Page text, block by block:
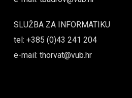
SLUŽBA ZA INFORMATIKU
tel: +385 (0)43 241 204
e-mail: thorvat@vub.hr